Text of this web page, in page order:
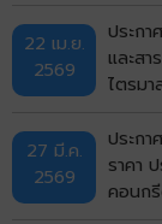
เมือง
ทรอก
22 เม.ย.
2569
ประก
และส
ไตรม
27 มี.ค.
2569
ประกา
ราคา
คอนก